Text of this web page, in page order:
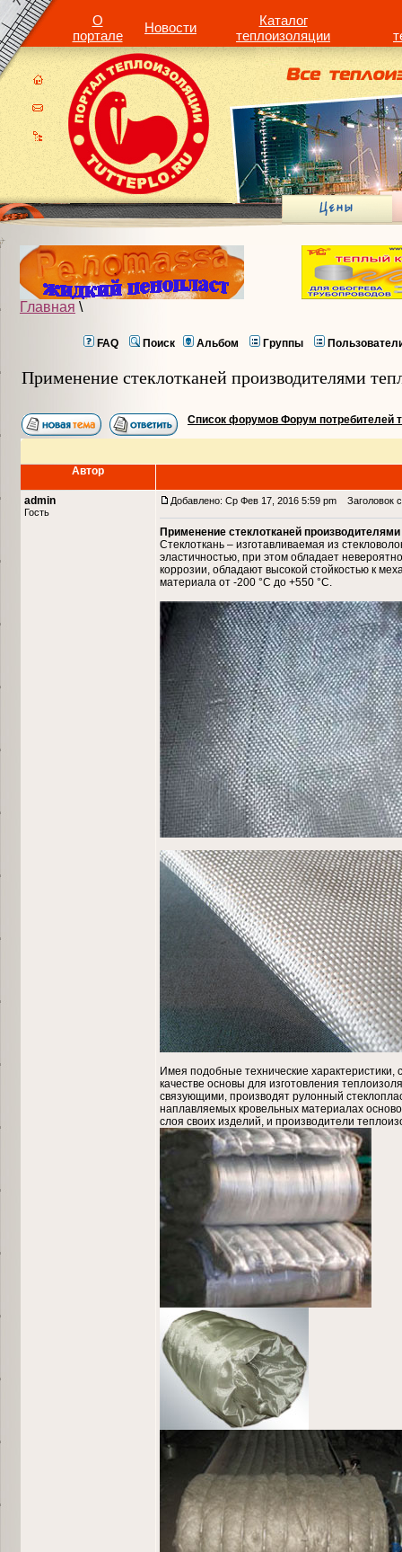
О
портале
Новости
Каталог
теплоизоляции
Главная \
FAQ Поиск Альбом Группы
Применение стеклотканей производителями
Список форумов Форум потребителей
Автор
admin
Гость
Добавлено: Ср Фев 17, 2016 5:59 pm Заголовок
Применение стеклотканей
Стеклоткань – изготавливаемая из
эластичностью, при этом обладает
коррозии, обладают высокой стойкостью к
материала от -200 °С до +550 °С.
Имея подобные технические
качестве основы для изготовления
связующими, производят рулонный
наплавляемых кровельных материалах
слоя своих изделий, и производители